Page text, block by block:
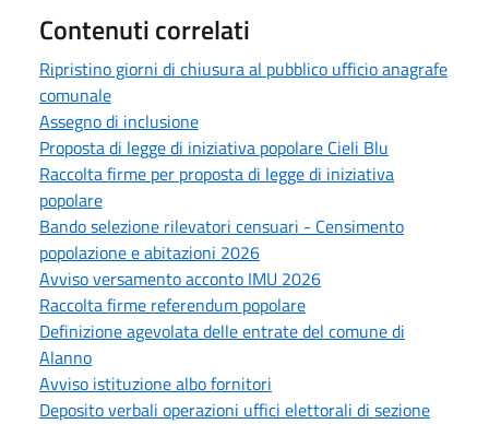
Contenuti correlati
Ripristino giorni di chiusura al pubblico ufficio anagrafe
comunale
Assegno di inclusione
Proposta di legge di iniziativa popolare Cieli Blu
Raccolta firme per proposta di legge di iniziativa
popolare
Bando selezione rilevatori censuari - Censimento
popolazione e abitazioni 2026
Avviso versamento acconto IMU 2026
Raccolta firme referendum popolare
Definizione agevolata delle entrate del comune di
Alanno
Avviso istituzione albo fornitori
Deposito verbali operazioni uffici elettorali di sezione